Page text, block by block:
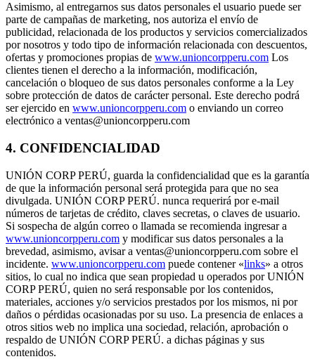
Asimismo, al entregarnos sus datos personales el usuario puede ser
parte de campañas de marketing, nos autoriza el envío de
publicidad, relacionada de los productos y servicios comercializados
por nosotros y todo tipo de información relacionada con descuentos,
ofertas y promociones propias de www.unioncorpperu.com Los
clientes tienen el derecho a la información, modificación,
cancelación o bloqueo de sus datos personales conforme a la Ley
sobre protección de datos de carácter personal. Este derecho podrá
ser ejercido en www.unioncorpperu.com o enviando un correo
electrónico a ventas@unioncorpperu.com
4. CONFIDENCIALIDAD
UNIÓN CORP PERÚ, guarda la confidencialidad que es la garantía
de que la información personal será protegida para que no sea
divulgada. UNIÓN CORP PERÚ. nunca requerirá por e-mail
números de tarjetas de crédito, claves secretas, o claves de usuario.
Si sospecha de algún correo o llamada se recomienda ingresar a
www.unioncorpperu.com y modificar sus datos personales a la
brevedad, asimismo, avisar a ventas@unioncorpperu.com sobre el
incidente. www.unioncorpperu.com puede contener «links» a otros
sitios, lo cual no indica que sean propiedad u operados por UNIÓN
CORP PERÚ, quien no será responsable por los contenidos,
materiales, acciones y/o servicios prestados por los mismos, ni por
daños o pérdidas ocasionadas por su uso. La presencia de enlaces a
otros sitios web no implica una sociedad, relación, aprobación o
respaldo de UNIÓN CORP PERÚ. a dichas páginas y sus
contenidos.